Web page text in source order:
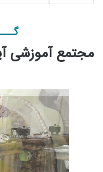
مجتمع آموزشی